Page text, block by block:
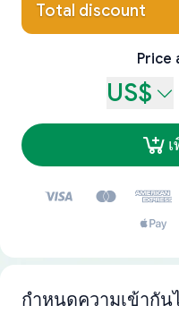
Total discount
Price
US$
กำหนดความเข้ากั